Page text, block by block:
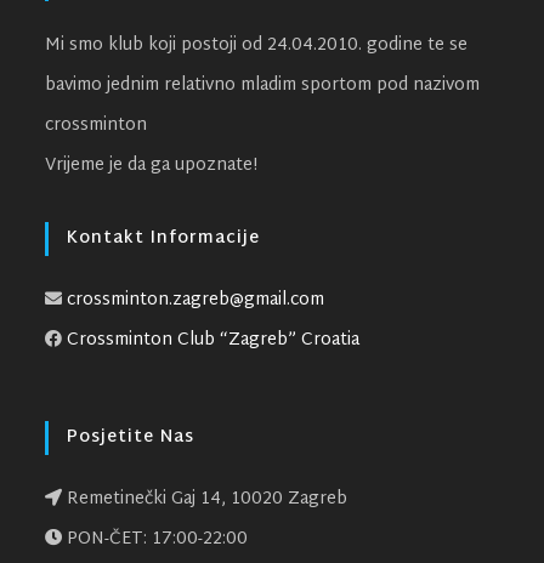
Mi smo klub koji postoji od 24.04.2010. godine te se
bavimo jednim relativno mladim sportom pod nazivom
crossminton
Vrijeme je da ga upoznate!
Kontakt Informacije
crossminton.zagreb@gmail.com
Crossminton Club “Zagreb” Croatia
Posjetite Nas
Remetinečki Gaj 14, 10020 Zagreb
PON-ČET: 17:00-22:00